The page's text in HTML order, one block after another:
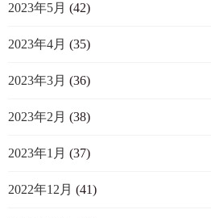
2023年5月 (42)
2023年4月 (35)
2023年3月 (36)
2023年2月 (38)
2023年1月 (37)
2022年12月 (41)